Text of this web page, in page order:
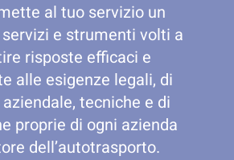
al tuo servizio un
e strumenti volti a
risposte efficaci e
alle esigenze legali, di
tecniche e di
proprie di ogni azienda
dell’autotrasporto.